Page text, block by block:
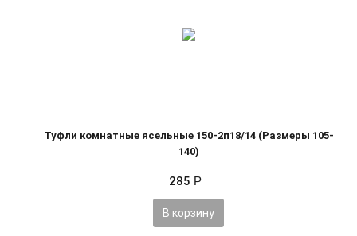
Туфли комнатные ясельные 150-2п18/14 (Размеры 105-
140)
285 Р
В корзину